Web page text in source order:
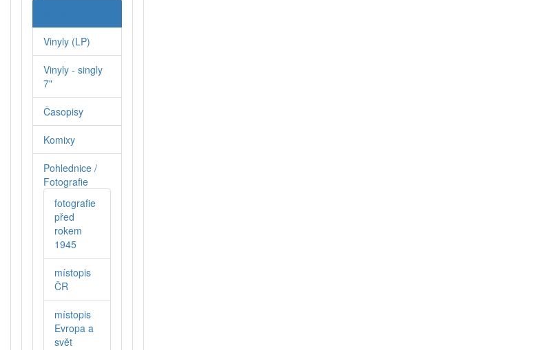
Vinyly (LP)
Vinyly - singly
7"
Časopisy
Komixy
Pohlednice /
Fotografie
fotografie
před
rokem
1945
místopis
ČR
místopis
Evropa a
svět